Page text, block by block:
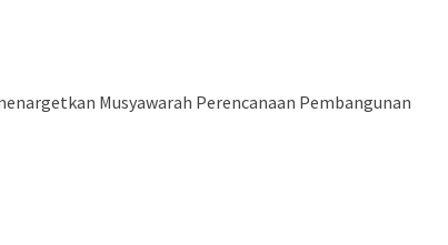
Musyawarah Perencanaan Pembangunan